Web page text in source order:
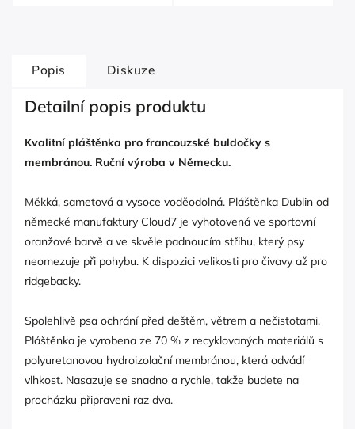
Popis Diskuze
Detailní popis produktu
Kvalitní pláštěnka pro francouzské buldočky s
membránou. Ruční výroba v Německu.
Měkká, sametová a vysoce voděodolná. Pláštěnka Dublin od
německé manufaktury Cloud7 je vyhotovená ve sportovní
oranžové barvě a ve skvěle padnoucím střihu, který psy
neomezuje při pohybu. K dispozici velikosti pro čivavy až pro
ridgebacky.
Spolehlivě psa ochrání před deštěm, větrem a nečistotami.
Pláštěnka je vyrobena ze 70 % z recyklovaných materiálů s
polyuretanovou hydroizolační membránou, která odvádí
vlhkost. Nasazuje se snadno a rychle, takže budete na
procházku připraveni raz dva.